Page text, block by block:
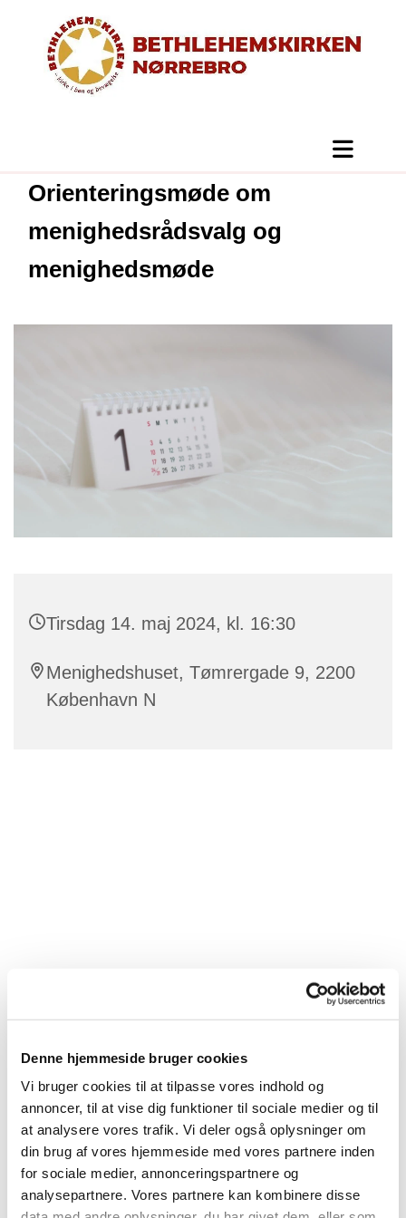
Denne hjemmeside bruger cookies
Vi bruger cookies til at tilpasse vores indhold og
annoncer, til at vise dig funktioner til sociale medier og til
at analysere vores trafik. Vi deler også oplysninger om
din brug af vores hjemmeside med vores partnere inden
for sociale medier, annonceringspartnere og
analysepartnere. Vores partnere kan kombinere disse
Orienteringsmøde om
menighedsrådsvalg og
menighedsmøde
Tirsdag 14. maj 2024, kl. 16:30
Menighedshuset, Tømrergade 9, 2200
København N
Du vil måske også kunne lide...